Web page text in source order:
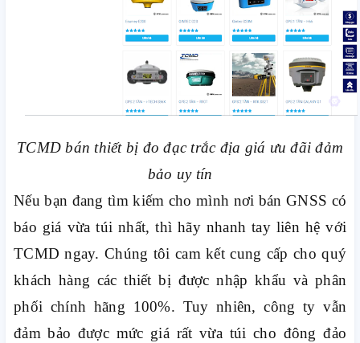
TCMD bán thiết bị đo đạc trắc địa giá ưu đãi đảm
bảo uy tín
Nếu bạn đang tìm kiếm cho mình nơi bán GNSS có
báo giá vừa túi nhất, thì hãy nhanh tay liên hệ với
TCMD ngay. Chúng tôi cam kết cung cấp cho quý
khách hàng các thiết bị được nhập khẩu và phân
phối chính hãng 100%. Tuy nhiên, công ty vẫn
đảm bảo được mức giá rất vừa túi cho đông đảo